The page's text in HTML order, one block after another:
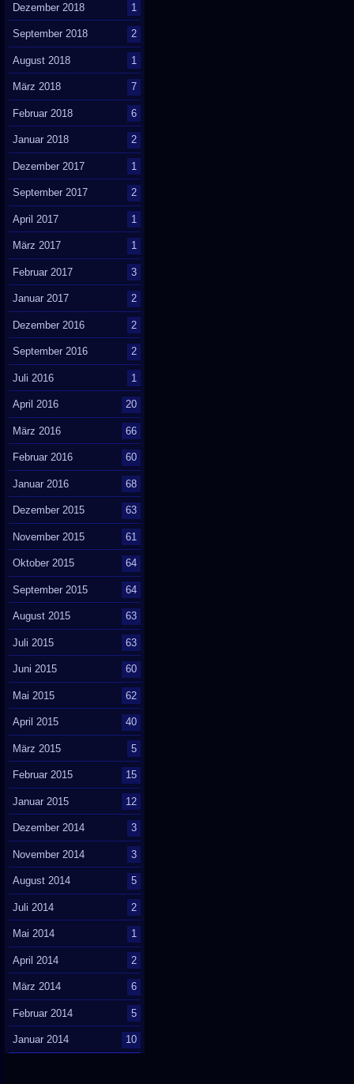
Dezember 2018 1
September 2018 2
August 2018 1
März 2018 7
Februar 2018 6
Januar 2018 2
Dezember 2017 1
September 2017 2
April 2017 1
März 2017 1
Februar 2017 3
Januar 2017 2
Dezember 2016 2
September 2016 2
Juli 2016 1
April 2016 20
März 2016 66
Februar 2016 60
Januar 2016 68
Dezember 2015 63
November 2015 61
Oktober 2015 64
September 2015 64
August 2015 63
Juli 2015 63
Juni 2015 60
Mai 2015 62
April 2015 40
März 2015 5
Februar 2015 15
Januar 2015 12
Dezember 2014 3
November 2014 3
August 2014 5
Juli 2014 2
Mai 2014 1
April 2014 2
März 2014 6
Februar 2014 5
Januar 2014 10